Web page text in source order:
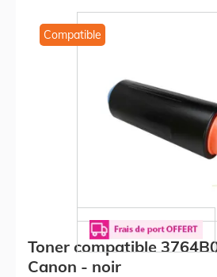
Compatible
Toner compatible
Canon - noir